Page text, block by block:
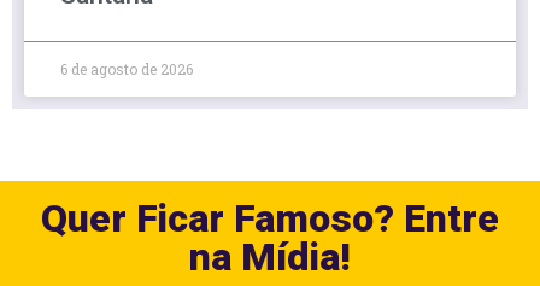
6 de agosto de 2026
Quer Ficar Famoso? Entre
na Mídia!